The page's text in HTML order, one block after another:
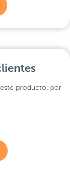
producto, por